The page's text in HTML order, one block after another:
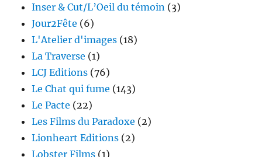
Inser & Cut/L’Oeil du témoin (3)
Jour2Fête (6)
L'Atelier d'images (18)
La Traverse (1)
LCJ Editions (76)
Le Chat qui fume (143)
Le Pacte (22)
Les Films du Paradoxe (2)
Lionheart Editions (2)
Lobster Films (1)